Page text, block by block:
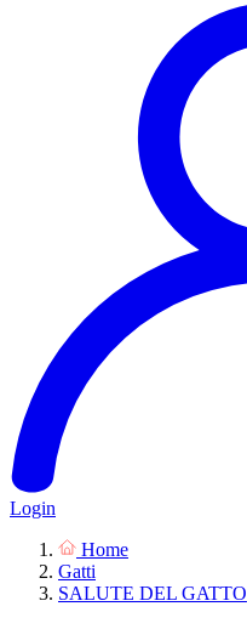
Login
Home
Gatti
SALUTE DEL GATTO